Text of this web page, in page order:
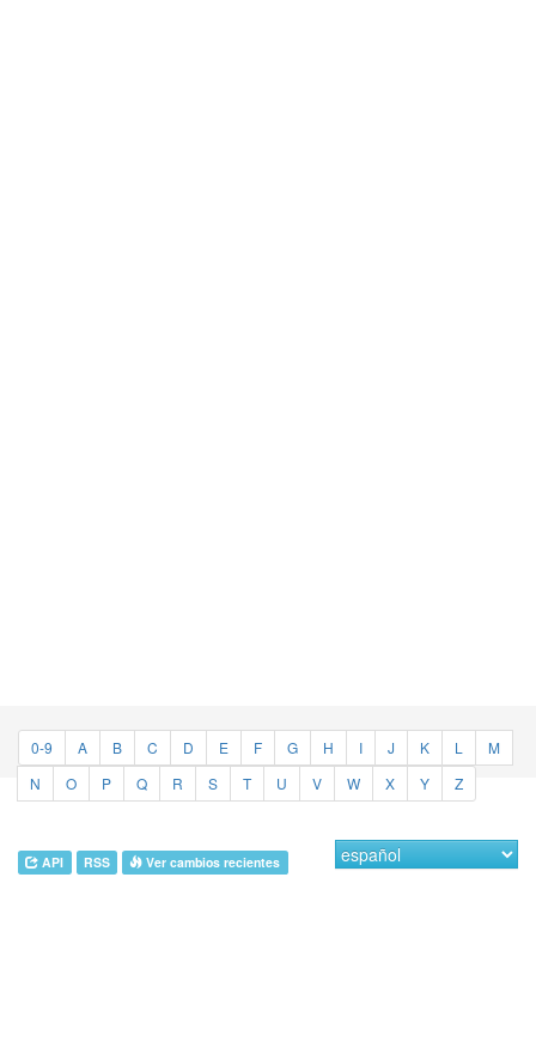
0-9 A B C D E F G H I J K L
M
N
O P Q R S T U V W X Y Z
API RSS Ver cambios recientes